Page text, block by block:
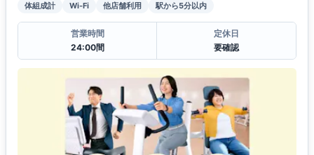
体組成計 Wi-Fi 他店舗利用 駅から5分以内
営業時間
24:00間
定休日
要確認